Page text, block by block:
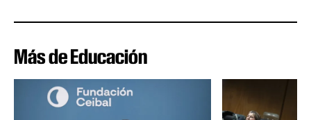
Más de Educación